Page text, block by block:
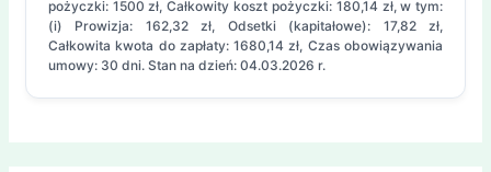
pożyczki: 1500 zł, Całkowity koszt pożyczki: 180,14 zł, w tym:
(i) Prowizja: 162,32 zł, Odsetki (kapitałowe): 17,82 zł,
Całkowita kwota do zapłaty: 1680,14 zł, Czas obowiązywania
umowy: 30 dni. Stan na dzień: 04.03.2026 r.